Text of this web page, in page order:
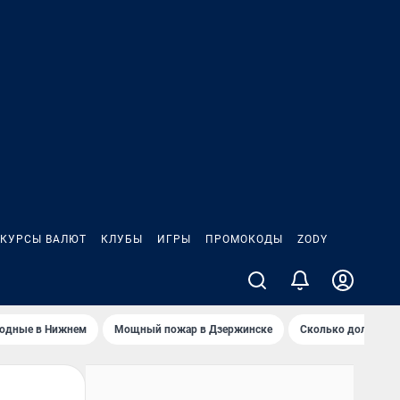
КУРСЫ ВАЛЮТ КЛУБЫ ИГРЫ ПРОМОКОДЫ ZODY
в Нижнем Мощный пожар в Дзержинске Сколько должен